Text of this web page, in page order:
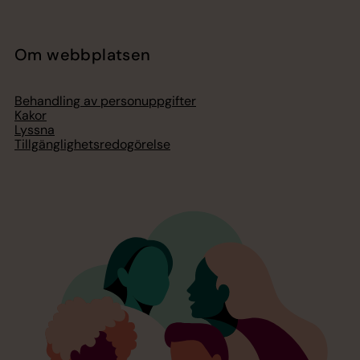
Om webbplatsen
Behandling av personuppgifter
Kakor
Lyssna
Tillgänglighetsredogörelse